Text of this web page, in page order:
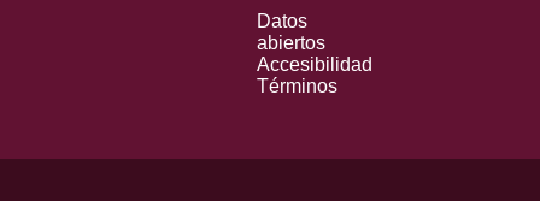
Datos
abiertos
Accesibilidad
Términos